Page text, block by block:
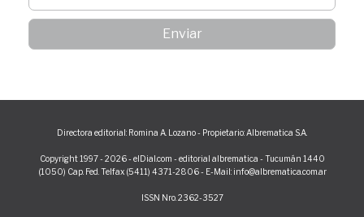
Directora editorial: Romina A. Lozano - Propietario: Albrematica S.A.
Copyright 1997 - 2026 - elDial.com - editorial albrematica - Tucumán 1440
(1050) Cap. Fed. Telfax (5411) 4371-2806 - E-Mail: info@albrematica.com.ar
ISSN Nro. 2362-3527